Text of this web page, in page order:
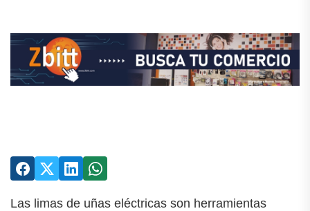
Las limas de uñas eléctricas son herramientas